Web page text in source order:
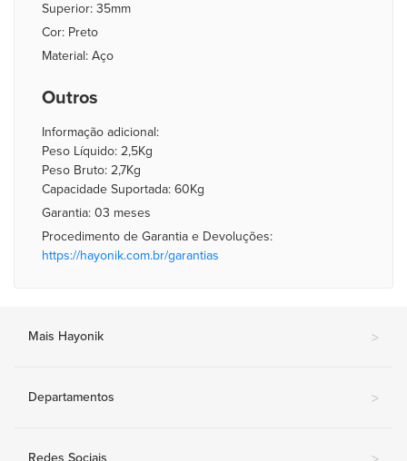
Superior: 35mm
Cor: Preto
Material: Aço
Outros
Informação adicional:
Peso Líquido: 2,5Kg
Peso Bruto: 2,7Kg
Capacidade Suportada: 60Kg
Garantia: 03 meses
Procedimento de Garantia e Devoluções:
https://hayonik.com.br/garantias
Mais Hayonik >
Departamentos >